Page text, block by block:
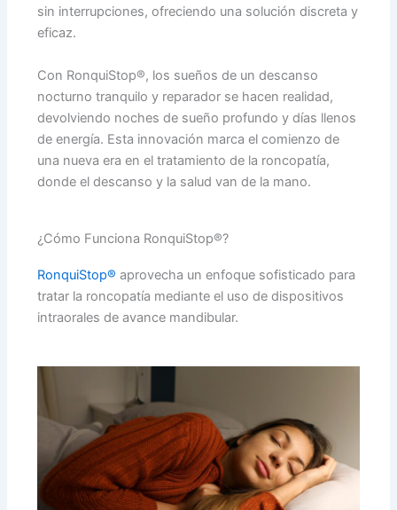
sin interrupciones, ofreciendo una solución discreta y
eficaz.
Con RonquiStop®, los sueños de un descanso
nocturno tranquilo y reparador se hacen realidad,
devolviendo noches de sueño profundo y días llenos
de energía. Esta innovación marca el comienzo de
una nueva era en el tratamiento de la roncopatía,
donde el descanso y la salud van de la mano.
¿Cómo Funciona RonquiStop®?
RonquiStop®aprovecha un enfoque sofisticado para
tratar la roncopatía mediante el uso de dispositivos
intraorales de avance mandibular.